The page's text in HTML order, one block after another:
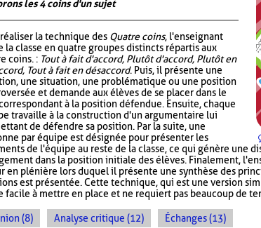
les 4 coins d'un sujet
réaliser la technique des Quatre coins, l'enseignant
la classe en quatre groupes distincts répartis aux
coins. : Tout à fait d'accord, Plutôt d'accord, Plutôt en
Tout à fait en désaccord. Puis, il présente une
une situation, une problématique ou une position
et demande aux élèves de se placer dans le
à la position défendue. Ensuite, chaque
travaille à la construction d'un argumentaire lui
de défendre sa position. Par la suite, une
par équipe est désignée pour présenter les
de l'équipe au reste de la classe, ce qui génère une
dans la position initiale des élèves. Finalement,
en plénière lors duquel il présente une synthèse des
est présentée. Cette technique, qui est une version
facile à mettre en place et ne requiert pas beaucoup de
(8) Analyse critique (12) Échanges (13)